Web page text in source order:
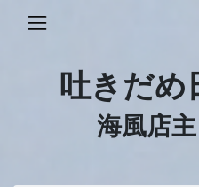
吐きだ
海風店